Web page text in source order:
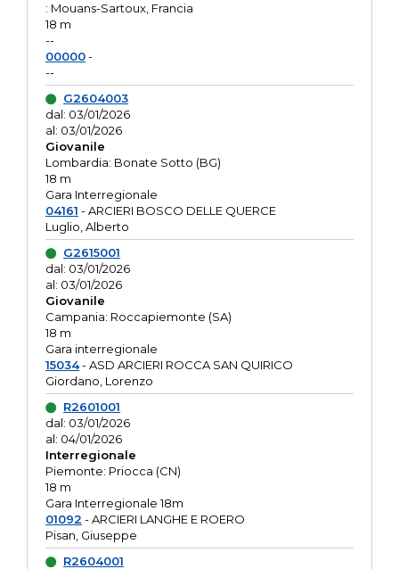
: Mouans-Sartoux, Francia
18 m
--
00000-
--
G2604003
dal: 03/01/2026
al: 03/01/2026
Giovanile
Lombardia: Bonate Sotto (BG)
18 m
Gara Interregionale
04161 - ARCIERI BOSCO DELLE QUERCE
Luglio, Alberto
G2615001
dal: 03/01/2026
al: 03/01/2026
Giovanile
Campania: Roccapiemonte (SA)
18 m
Gara interregionale
15034- ASD ARCIERI ROCCA SAN QUIRICO
Giordano, Lorenzo
R2601001
dal: 03/01/2026
al: 04/01/2026
Interregionale
Piemonte: Priocca (CN)
18 m
Gara Interregionale 18m
01092 - ARCIERI LANGHE E ROERO
Pisan, Giuseppe
R2604001